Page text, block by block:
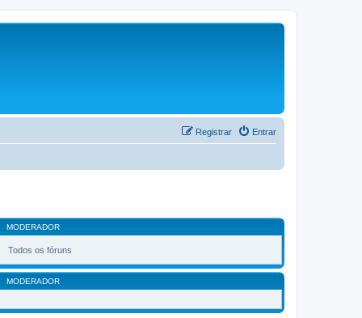
Entrar
Registrar
MODERADOR
Todos os fóruns
MODERADOR